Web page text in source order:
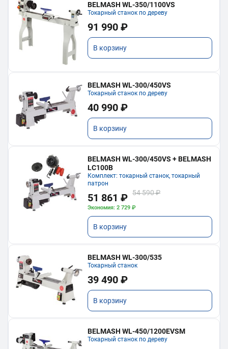
BELMASH WL-350/1100VS
Токарный станок по дереву
91 990 ₽
В корзину
BELMASH WL-300/450VS
Токарный станок по дереву
40 990 ₽
В корзину
BELMASH WL-300/450VS + BELMASH
LC100B
Комплект: токарный станок, токарный
патрон
51 861 ₽ 54 590 ₽
Экономия: 2 729 ₽
В корзину
BELMASH WL-300/535
Токарный станок
39 490 ₽
В корзину
BELMASH WL-450/1200EVSM
Токарный станок по дереву